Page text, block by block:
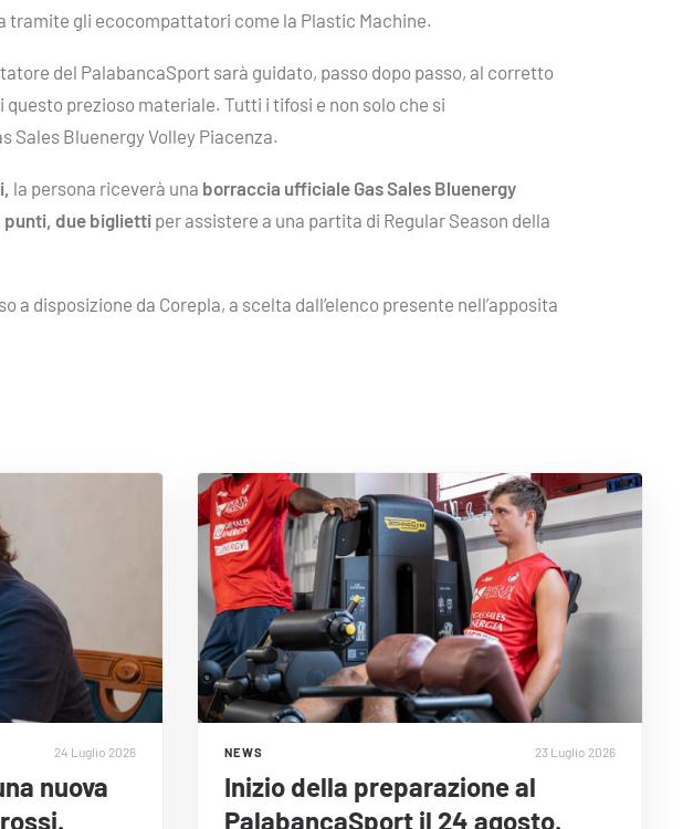
gli ecocompattatori come la Plastic Machine.
del PalabancaSport sarà guidato, passo dopo passo, al corretto
prezioso materiale. Tutti i tifosi e non solo che si
Sales Bluenergy Volley Piacenza.
la persona riceverà una borraccia ufficiale Gas Sales Bluenergy
punti, due biglietti per assistere a una partita di Regular Season della
disposizione da Corepla, a scelta dall’elenco presente nell’apposita
24 Luglio 2026
nuova
NEWS 23 Luglio 2026
Inizio della preparazione al
PalabancaSport il 24 agosto.